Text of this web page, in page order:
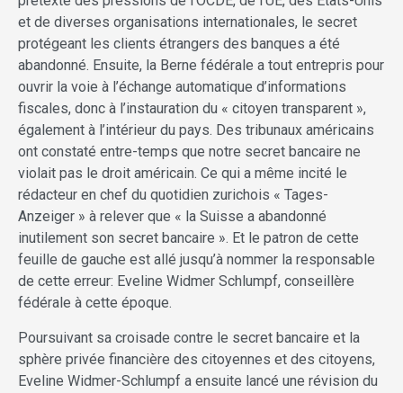
et de diverses organisations internationales, le secret
protégeant les clients étrangers des banques a été
abandonné. Ensuite, la Berne fédérale a tout entrepris pour
ouvrir la voie à l’échange automatique d’informations
fiscales, donc à l’instauration du « citoyen transparent »,
également à l’intérieur du pays. Des tribunaux américains
ont constaté entre-temps que notre secret bancaire ne
violait pas le droit américain. Ce qui a même incité le
rédacteur en chef du quotidien zurichois « Tages-
Anzeiger » à relever que « la Suisse a abandonné
inutilement son secret bancaire ». Et le patron de cette
feuille de gauche est allé jusqu’à nommer la responsable
de cette erreur: Eveline Widmer Schlumpf, conseillère
fédérale à cette époque.
Poursuivant sa croisade contre le secret bancaire et la
sphère privée financière des citoyennes et des citoyens,
Eveline Widmer-Schlumpf a ensuite lancé une révision du